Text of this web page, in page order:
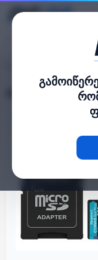
SD / microSD